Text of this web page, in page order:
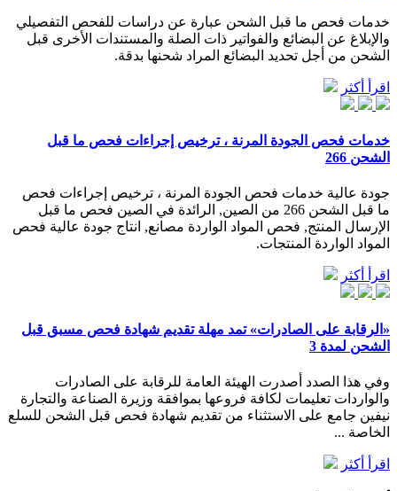
خدمات فحص ما قبل الشحن عبارة عن دراسات للفحص التفصيلي
والإبلاغ عن البضائع والفواتير ذات الصلة والمستندات الأخرى قبل
الشحن من أجل تحديد البضائع المراد شحنها بدقة.
اقرأ أكثر
خدمات فحص الجودة المرنة ، ترخيص إجراءات فحص ما قبل
الشحن 266
جودة عالية خدمات فحص الجودة المرنة ، ترخيص إجراءات فحص
ما قبل الشحن 266 من الصين, الرائدة في الصين فحص ما قبل
الإرسال المنتج, فحص المواد الواردة مصانع, انتاج جودة عالية فحص
المواد الواردة المنتجات.
اقرأ أكثر
«الرقابة على الصادرات» تمد مهلة تقديم شهادة فحص مسبق قبل
الشحن لمدة 3
وفي هذا الصدد أصدرت الهيئة العامة للرقابة على الصادرات
والواردات تعليمات لكافة فروعها بموافقة وزيرة الصناعة والتجارة
نيفين جامع على الاستثناء من تقديم شهادة فحص قبل الشحن للسلع
الخاصة ...
اقرأ أكثر